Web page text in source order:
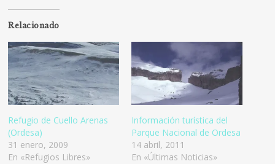
Relacionado
Refugio de Cuello Arenas
(Ordesa)
31 enero, 2009
En «Refugios Libres»
Información turística del
Parque Nacional de Ordesa
14 abril, 2011
En «Últimas Noticias»